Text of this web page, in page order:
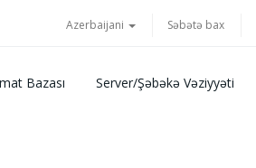
Azerbaijani Səbətə bax
Bazası Server/Şəbəkə Vəziyyəti